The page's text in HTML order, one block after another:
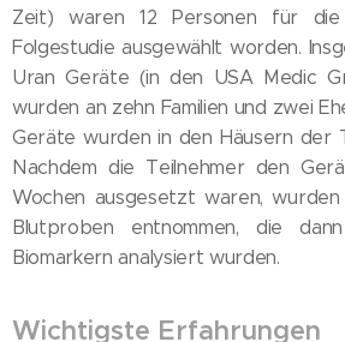
Zeit) waren 12 Personen für
Folgestudie ausgewählt worden.
Uran Geräte (in den USA Medic
wurden an zehn Familien und zwei
Geräte wurden in den Häusern der
Nachdem die Teilnehmer den
Wochen ausgesetzt waren,
Blutproben entnommen, die
Biomarkern analysiert wurden.
Wichtigste Erfahrungen